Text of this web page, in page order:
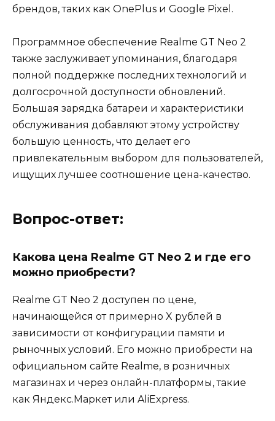
брендов, таких как OnePlus и Google Pixel.
Программное обеспечение Realme GT Neo 2
также заслуживает упоминания, благодаря
полной поддержке последних технологий и
долгосрочной доступности обновлений.
Большая зарядка батареи и характеристики
обслуживания добавляют этому устройству
большую ценность, что делает его
привлекательным выбором для пользователей,
ищущих лучшее соотношение цена-качество.
Вопрос-ответ:
Какова цена Realme GT Neo 2 и где его
можно приобрести?
Realme GT Neo 2 доступен по цене,
начинающейся от примерно X рублей в
зависимости от конфигурации памяти и
рыночных условий. Его можно приобрести на
официальном сайте Realme, в розничных
магазинах и через онлайн-платформы, такие
как Яндекс.Маркет или AliExpress.